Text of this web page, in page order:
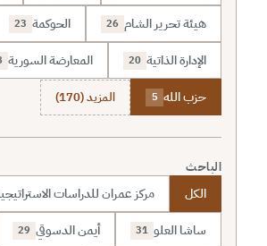
هيئة تحرير الشام 26 الحوكمة 23
الإدارة الذاتية 20 المعارضة السورية
حزب الله 5 المزيد (170)
الباحث
الكل مركز عمران للدراسات
ساشا العلو 31 أيمن الدسوقي 29